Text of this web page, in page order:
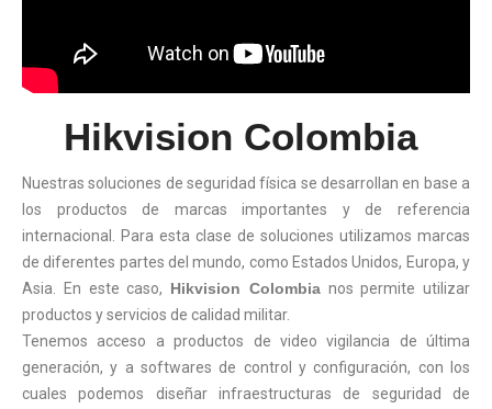
Hikvision Colombia
Nuestras soluciones de seguridad física se desarrollan en base a
los productos de marcas importantes y de referencia
internacional. Para esta clase de soluciones utilizamos marcas
de diferentes partes del mundo, como Estados Unidos, Europa, y
Asia. En este caso, Hikvision Colombianos permite utilizar
productos y servicios de calidad militar.
Tenemos acceso a productos de video vigilancia de última
generación, y a softwares de control y configuración, con los
cuales podemos diseñar infraestructuras de seguridad de